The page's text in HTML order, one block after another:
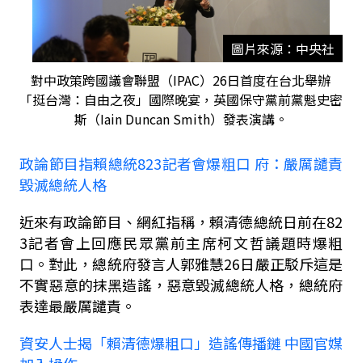
圖片來源：中央社
對中政策跨國議會聯盟（IPAC）26日首度在台北舉辦
「挺台灣：自由之夜」國際晚宴，英國保守黨前黨魁史密
斯（Iain Duncan Smith）發表演講。
政論節目指賴總統823記者會爆粗口 府：嚴厲譴責
毀滅總統人格
近來有政論節目、網紅指稱，賴清德總統日前在82
3記者會上回應民眾黨前主席柯文哲議題時爆粗
口。對此，總統府發言人郭雅慧26日嚴正駁斥這是
不實惡意的抹黑造謠，惡意毀滅總統人格，總統府
表達最嚴厲譴責。
資安人士揭「賴清德爆粗口」造謠傳播鏈 中國官媒